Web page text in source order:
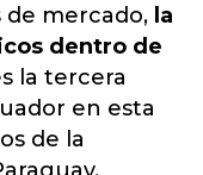
mercado, la
dentro de
la tercera
en esta
de la